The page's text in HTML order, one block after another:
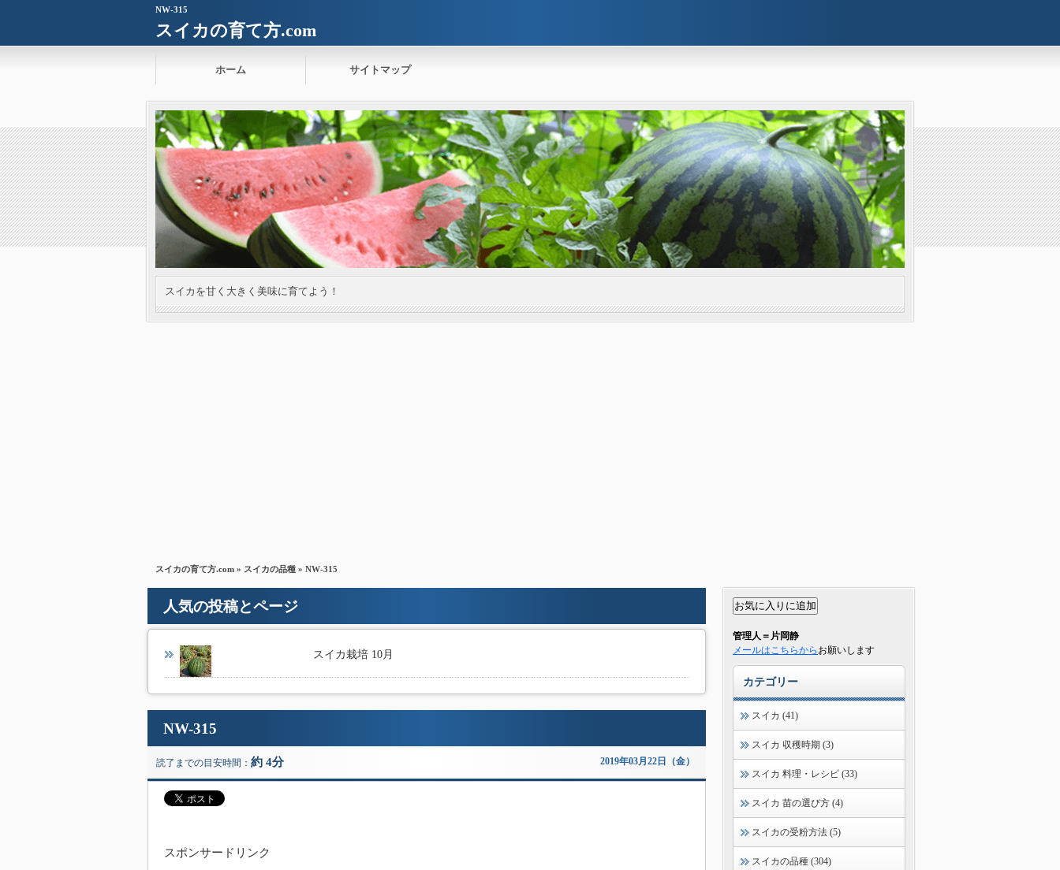
NW-315
スイカの育て方.com
ホーム サイトマップ
スイカを甘く大きく美味に育てよう！
スイカの育て方.com » スイカの品種 » NW-315
人気の投稿とページ
スイカ栽培 10月
NW-315
読了までの目安時間： 約 4分 2019年03月22日（金）
スポンサードリンク
管理人＝片岡静
メールはこちらから お願いします
カテゴリー
スイカ (41)
スイカ 収穫時期 (3)
スイカ 料理・レシピ (33)
スイカ 苗の選び方 (4)
スイカの受粉方法 (5)
スイカの品種 (304)